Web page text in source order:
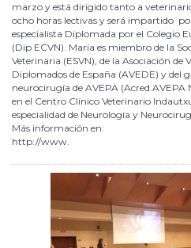
marzo y está dirigido tanto a
ocho horas lectivas y será impartido
especialista Diplomada por el Colegio
(Dip ECVN). María es miembro de la
Veterinaria (ESVN), de la Asociación de
Diplomados de España (AVEDE) y del
neurocirugía de AVEPA
en el Centro Clínico Veterinario
especialidad de Neurología y
Más información en:
http://www.